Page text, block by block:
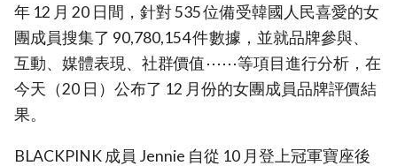
年 12 月 20 日間，針對 535 位備受韓國人民喜愛的女
團成員搜集了 90,780,154 件數據，並就品牌參與、
互動、媒體表現、社群價值⋯⋯等項目進行分析，在
今天（20 日）公布了 12 月份的女團成員品牌評價結
果。
BLACKPINK 成員 Jennie 自從 10 月登上冠軍寶座後